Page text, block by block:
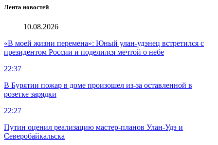
Лента новостей
10.08.2026
«В моей жизни перемена»: Юный улан-удэнец встретился с
президентом России и поделился мечтой о небе
22:37
В Бурятии пожар в доме произошел из-за оставленной в
розетке зарядки
22:27
Путин оценил реализацию мастер-планов Улан-Удэ и
Северобайкальска